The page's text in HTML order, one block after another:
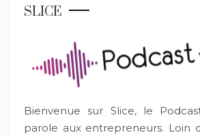
SLICE
Bienvenue sur Slice, le
parole aux entrepreneurs. Loin